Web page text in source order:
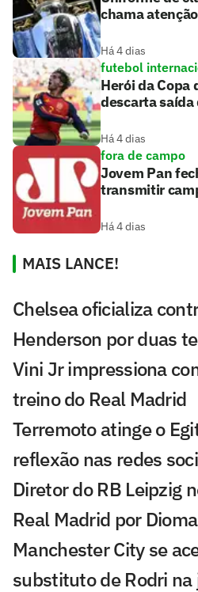
chama
Há 4 dias
futebol
Herói da Copa
descarta saída
Há 4 dias
fora de campo
Jovem Pan
transmitir
Há 4 dias
MAIS LANCE!
Chelsea oficializa
Henderson por duas
Vini Jr impressiona
treino do Real Madrid
Terremoto atinge o
reflexão nas redes
Diretor do RB Leipzig
Real Madrid por
Manchester City se
substituto de Rodri na